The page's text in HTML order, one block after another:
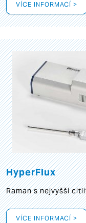
VÍCE INFORMACÍ >
HyperFlux
Raman s nejvyšší
VÍCE INFORMACÍ >